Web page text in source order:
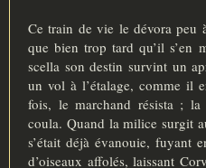
Ce train de vie le dévora peu
que bien trop tard qu’il s’en
scella son destin survint un
un vol à l’étalage, comme il
fois, le marchand résista ; la
coula. Quand la milice surgit
s’était déjà évanouie, fuyant
d’oiseaux affolés, laissant